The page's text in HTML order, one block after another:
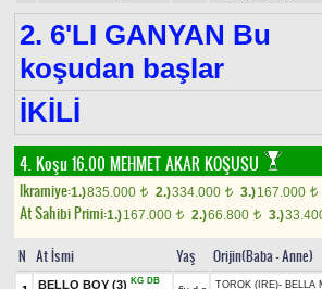
2. 6'LI GANYAN Bu
koşudan başlar
İKİLİ
4. Koşu 16.00 MEHMET AKAR KOŞUSU
Ikramiye:1.)835.000 t 2.)334.000 t 3.)167.000 t
At Sahibi Primi:1.)167.000 t 2.)66.800 t 3.)
N At İsmi Yaş Orijin(Baba - Anne)
BELLO BOY (3) KG DB
TOROK (IRE)- BELLA